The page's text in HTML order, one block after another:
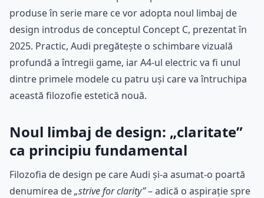
produse în serie mare ce vor adopta noul limbaj de
design introdus de conceptul Concept C, prezentat în
2025. Practic, Audi pregătește o schimbare vizuală
profundă a întregii game, iar A4-ul electric va fi unul
dintre primele modele cu patru uși care va întruchipa
această filozofie estetică nouă.
Noul limbaj de design: „claritate”
ca principiu fundamental
Filozofia de design pe care Audi și-a asumat-o poartă
denumirea de„strive for clarity”– adică o aspirație spre